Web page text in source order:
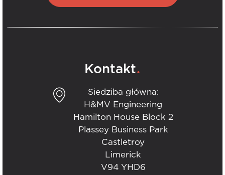
Kontakt.
Siedziba główna:
H&MV Engineering
Hamilton House Block 2
Plassey Business Park
Castletroy
Limerick
V94 YHD6